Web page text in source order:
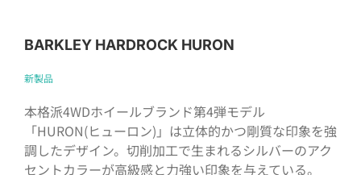
BARKLEY HARDROCK HURON
新製品
本格派4WDホイールブランド第4弾モデル
「HURON(ヒューロン)」は立体的かつ剛質な印象を強
調したデザイン。切削加工で生まれるシルバーのアク
セントカラーが高級感と力強い印象を与えている。